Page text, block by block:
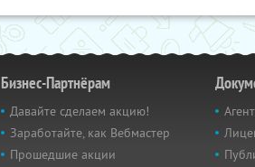
Бизнес-Партнёрам
Давайте сделаем акцию!
Заработайте, как Вебмастер
Прошедшие акции